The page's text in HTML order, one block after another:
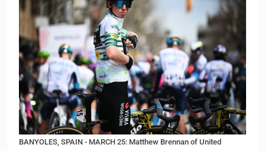
BANYOLES, SPAIN - MARCH 25: Matthew Brennan of United